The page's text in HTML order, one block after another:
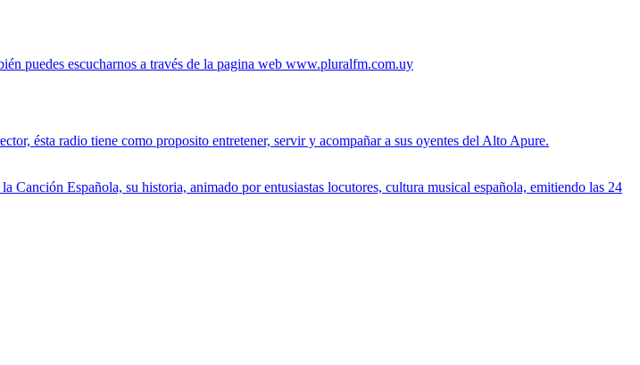
puedes escucharnos a través de la pagina web www.pluralfm.com.uy
ésta radio tiene como proposito entretener, servir y acompañar a sus oyentes del Alto Apure.
Canción Española, su historia, animado por entusiastas locutores, cultura musical española, emitiendo las 24